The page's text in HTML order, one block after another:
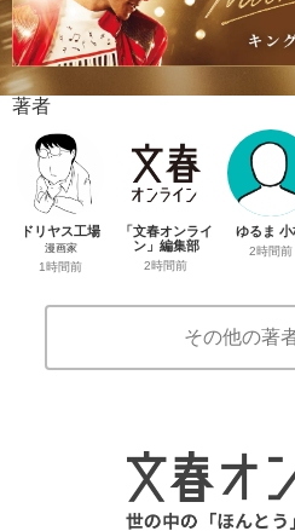
著者
ドリヤス工場
漫画家
1時間前
「文春オンライ
ン」編集部
2時間前
ゆるま 小
2時間前
その他の著